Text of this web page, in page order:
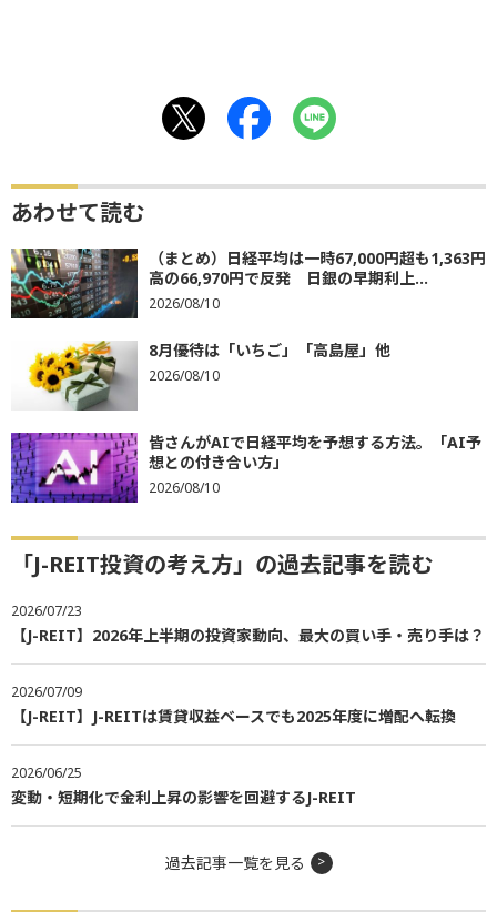
あわせて読む
（まとめ）日経平均は一時67,000円超も1,363円
高の66,970円で反発 日銀の早期利上...
2026/08/10
8月優待は「いちご」「高島屋」他
2026/08/10
皆さんがAIで日経平均を予想する方法。「AI予
想との付き合い方」
2026/08/10
「J-REIT投資の考え方」の過去記事を読む
2026/07/23
【J-REIT】2026年上半期の投資家動向、最大の買い手・売り手は？
2026/07/09
【J-REIT】J-REITは賃貸収益ベースでも2025年度に増配へ転換
2026/06/25
変動・短期化で金利上昇の影響を回避するJ-REIT
過去記事一覧を見る